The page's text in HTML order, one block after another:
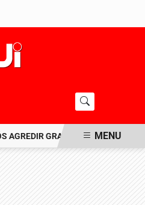
GRAVEMENTE CACHORRO
MENU